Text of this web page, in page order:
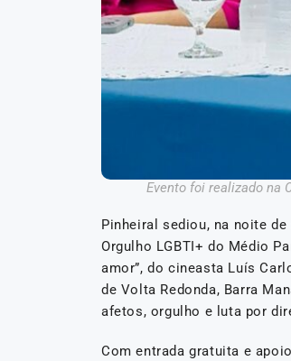
Evento foi realizado na
Pinheiral sediou, na noite
Orgulho LGBTI+ do Médio
amor”, do cineasta Luís
de Volta Redonda, Barra
afetos, orgulho e luta por
Com entrada gratuita e